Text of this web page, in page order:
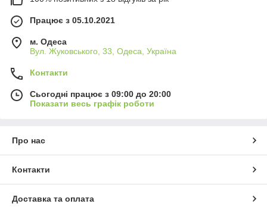
Працює з 05.10.2021
м. Одеса
Вул. Жуковського, 33, Одеса, Україна
Контакти
Сьогодні працює з 09:00 до 20:00
Показати весь графік роботи
Про нас
Контакти
Доставка та оплата